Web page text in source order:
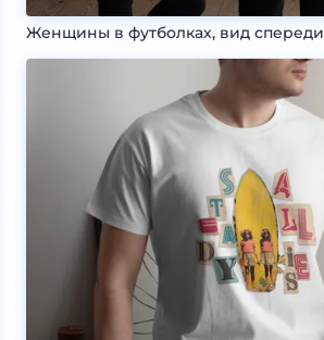
Женщины в футболках, вид спереди